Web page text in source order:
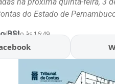
do Estado de
BSL às 16:49